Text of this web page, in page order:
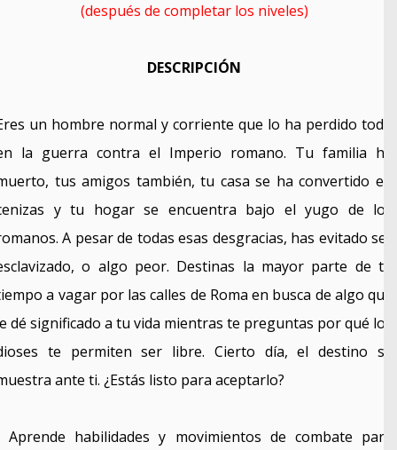
(después de completar los niveles)
DESCRIPCIÓN
un hombre normal y corriente que lo ha perdido todo
la guerra contra el Imperio romano. Tu familia ha
tus amigos también, tu casa se ha convertido en
y tu hogar se encuentra bajo el yugo de los
A pesar de todas esas desgracias, has evitado ser
o algo peor. Destinas la mayor parte de tu
a vagar por las calles de Roma en busca de algo que
dé significado a tu vida mientras te preguntas por qué los
te permiten ser libre. Cierto día, el destino se
ante ti. ¿Estás listo para aceptarlo?
Aprende habilidades y movimientos de combate para